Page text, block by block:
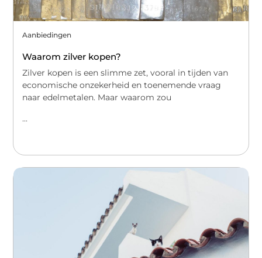
Aanbiedingen
Waarom zilver kopen?
Zilver kopen is een slimme zet, vooral in tijden van
economische onzekerheid en toenemende vraag
naar edelmetalen. Maar waarom zou
...